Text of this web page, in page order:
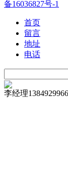
备16036827号-1
首页
留言
地址
电话
李经理